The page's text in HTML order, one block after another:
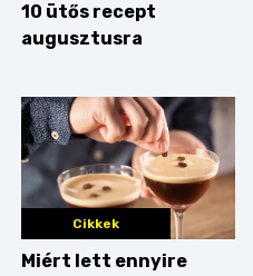
10 ütős recept
augusztusra
Cikkek
Miért lett ennyire